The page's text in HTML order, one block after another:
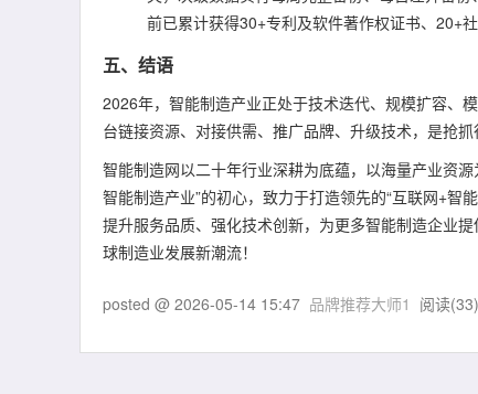
前已累计获得30+专利及软件著作权证书、20+
五、结语
2026年，智能制造产业正处于技术迭代、规模扩容、
台链接资源、对接供需、推广品牌、升级技术，是抢抓
智能制造网以二十年行业深耕为底蕴，以海量产业资
智能制造产业”的初心，致力于打造领先的“互联网+智
提升服务品质、强化技术创新，为更多智能制造企业
球制造业发展新潮流！
posted @ 2026-05-14 15:47 品牌推荐大师1 阅读(33